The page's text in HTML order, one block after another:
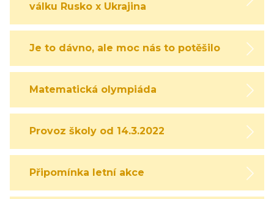
válku Rusko x Ukrajina
Je to dávno, ale moc nás to potěšilo
Matematická olympiáda
Provoz školy od 14.3.2022
Připomínka letní akce